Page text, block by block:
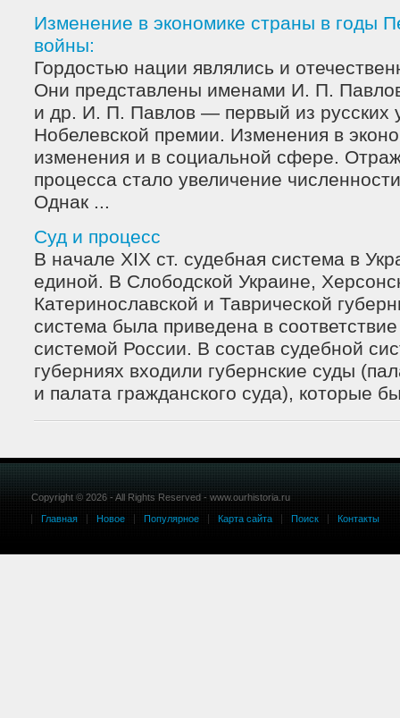
Изменение в экономике страны в годы
войны:
Гордостью нации являлись и
Они представлены именами И. П.
и др. И. П. Павлов — первый из русских
Нобелев­ской премии. Изменения в
изменения и в социаль­ной сфере.
процесса стало увеличение
Однак ...
Суд и процесс
В начале XIX ст. судебная система в
единой. В Слободской Украине,
Катеринославской и Таврической
система была приведена в
системой России. В состав судебной
губерниях входили губернские суды
и палата гражданского суда), которые
Copyright © 2026 - All Rights Reserved - www.ourhistoria.ru
Главная
Новое Популярное Карта сайта Поиск Контакты